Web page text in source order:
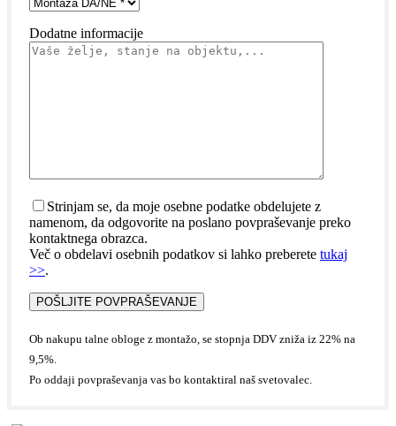
Dodatne informacije
Strinjam se, da moje osebne podatke obdelujete z
namenom, da odgovorite na poslano povpraševanje preko
kontaktnega obrazca.
Več o obdelavi osebnih podatkov si lahko preberete tukaj
>>.
Ob nakupu talne obloge z montažo, se stopnja DDV zniža iz 22% na
9,5%.
Po oddaji povpraševanja vas bo kontaktiral naš svetovalec.